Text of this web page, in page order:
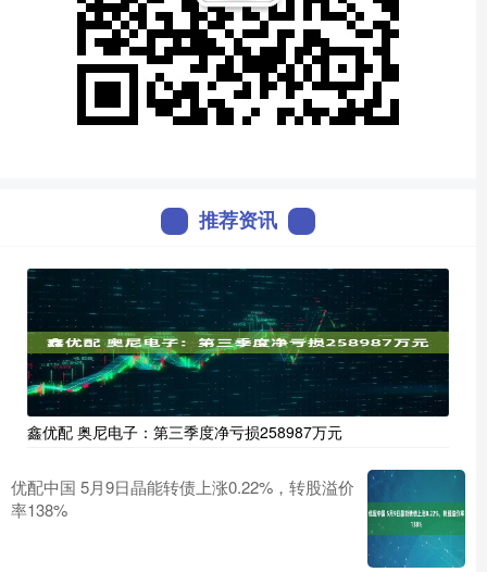
推荐资讯
鑫优配 奥尼电子：第三季度净亏损258987万元
优配中国 5月9日晶能转债上涨0.22%，转股溢价
率138%